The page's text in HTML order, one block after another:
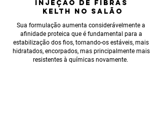
INJEÇÃO DE FIBRAS
KELTH NO SALÃO
Sua formulação aumenta considerávelmente a
afinidade proteica que é fundamental para a
estabilização dos fios, tornando-os estáveis, mais
hidratados, encorpados, mas principalmente mais
resistentes à químicas novamente.